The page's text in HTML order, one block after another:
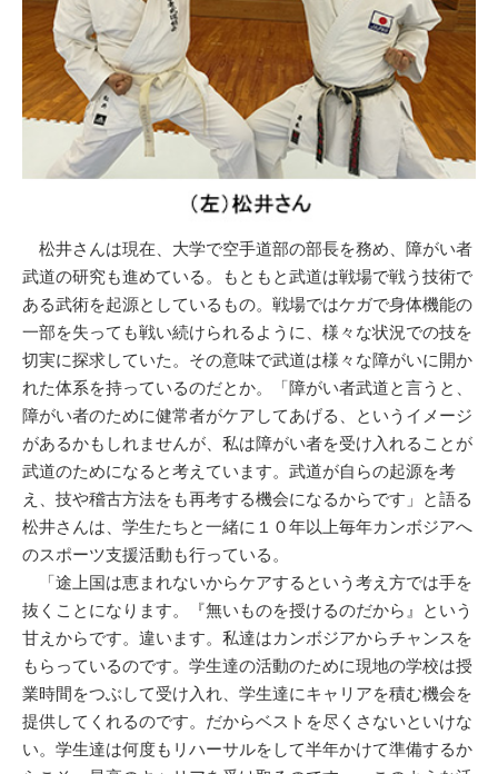
松井さんは現在、大学で空手道部の部長を務め、障がい者
武道の研究も進めている。もともと武道は戦場で戦う技術で
ある武術を起源としているもの。戦場ではケガで身体機能の
一部を失っても戦い続けられるように、様々な状況での技を
切実に探求していた。その意味で武道は様々な障がいに開か
れた体系を持っているのだとか。「障がい者武道と言うと、
障がい者のために健常者がケアしてあげる、というイメージ
があるかもしれませんが、私は障がい者を受け入れることが
武道のためになると考えています。武道が自らの起源を考
え、技や稽古方法をも再考する機会になるからです」と語る
松井さんは、学生たちと一緒に１０年以上毎年カンボジアへ
のスポーツ支援活動も行っている。
「途上国は恵まれないからケアするという考え方では手を
抜くことになります。『無いものを授けるのだから』という
甘えからです。違います。私達はカンボジアからチャンスを
もらっているのです。学生達の活動のために現地の学校は授
業時間をつぶして受け入れ、学生達にキャリアを積む機会を
提供してくれるのです。だからベストを尽くさないといけな
い。学生達は何度もリハーサルをして半年かけて準備するか